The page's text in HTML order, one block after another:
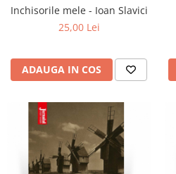
Inchisorile mele - Ioan Slavici
25,00 Lei
ADAUGA IN COS